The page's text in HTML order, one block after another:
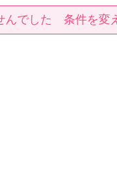
んでした 条件を